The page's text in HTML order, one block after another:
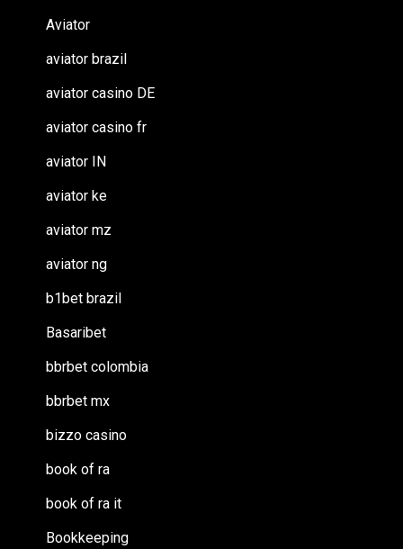
Aviator
aviator brazil
aviator casino DE
aviator casino fr
aviator IN
aviator ke
aviator mz
aviator ng
b1bet brazil
Basaribet
bbrbet colombia
bbrbet mx
bizzo casino
book of ra
book of ra it
Bookkeeping